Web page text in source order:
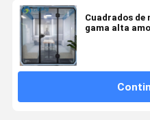
Cuadrados de
gama alta